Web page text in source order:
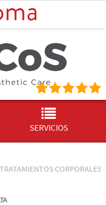
SERVICIOS
TRATAMIENTOS CORPORALES